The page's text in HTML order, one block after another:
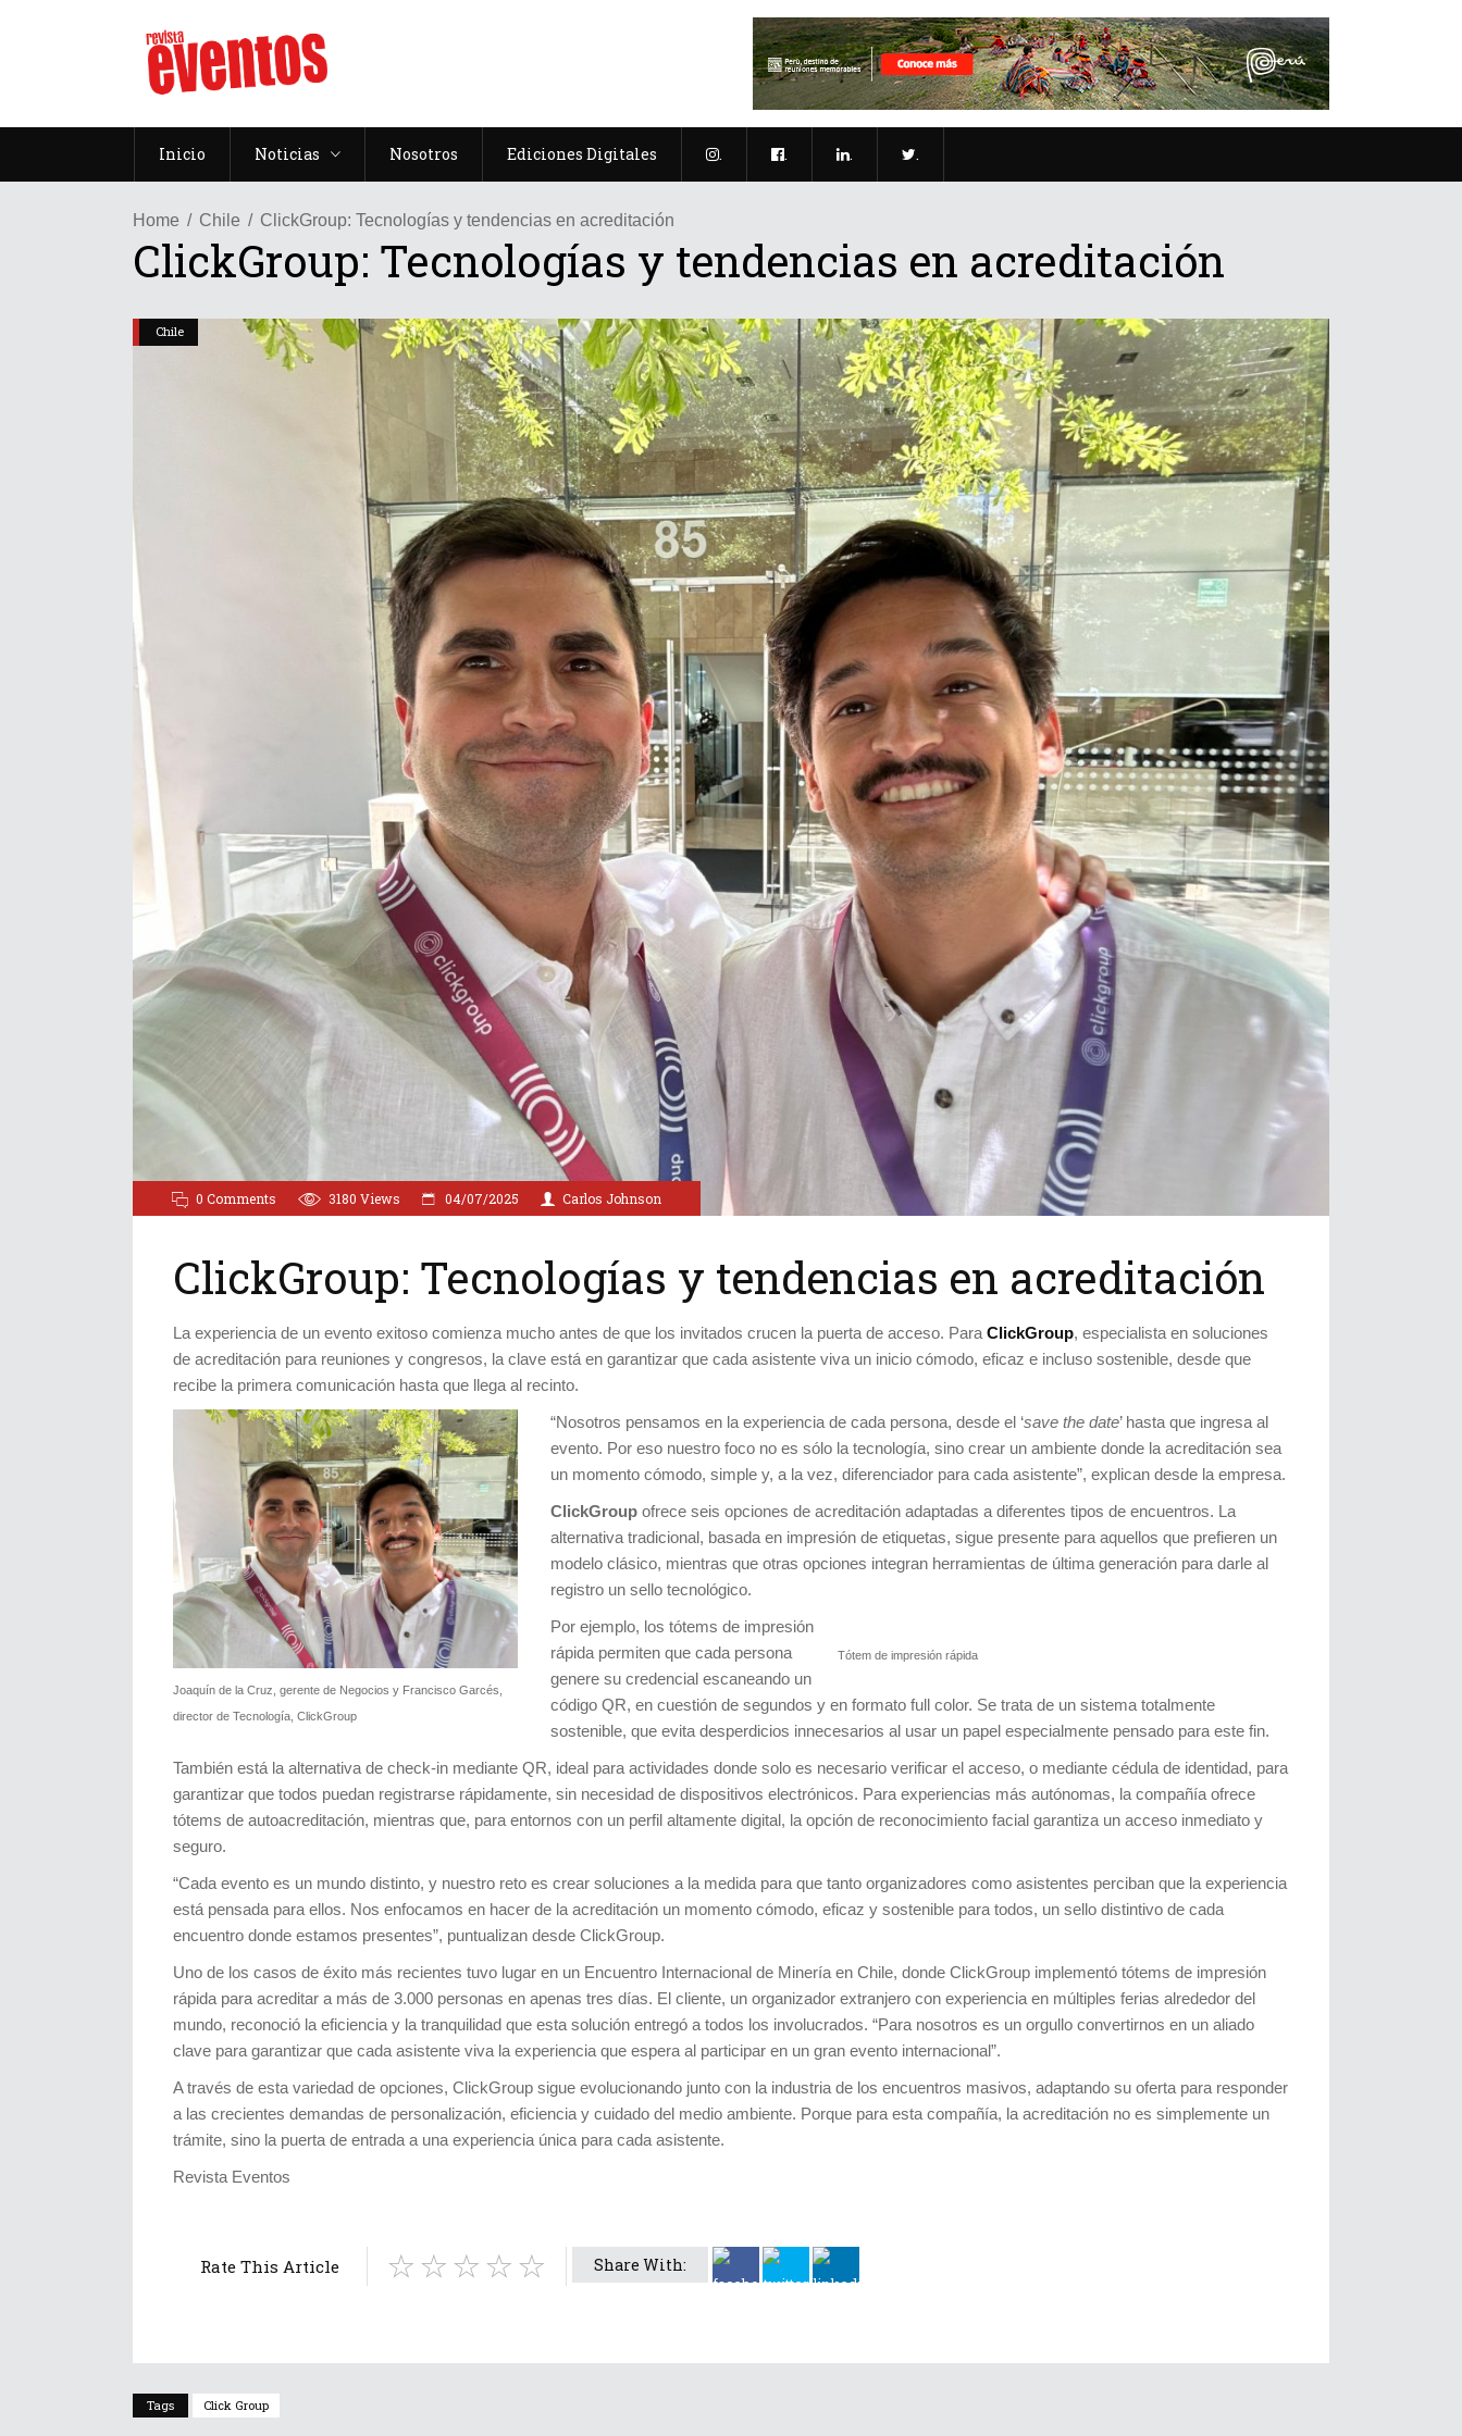
Inicio Noticias Nosotros Ediciones Digitales . . . .
Home Chile ClickGroup: Tecnologías y tendencias en acreditación
ClickGroup: Tecnologías y tendencias en acreditación
Chile
0 Comments 3180 Views 04/07/2025 Carlos Johnson
ClickGroup: Tecnologías y tendencias en acreditación
La experiencia de un evento exitoso comienza mucho antes de que los invitados crucen la puerta de acceso. Para ClickGroup, especialista en soluciones
de acreditación para reuniones y congresos, la clave está en garantizar que cada asistente viva un inicio cómodo, eficaz e incluso sostenible, desde que
recibe la primera comunicación hasta que llega al recinto.
Joaquín de la Cruz, gerente de Negocios y Francisco Garcés,
director de Tecnología, ClickGroup
“Nosotros pensamos en la experiencia de cada persona, desde el ‘save the date’ hasta que ingresa al
evento. Por eso nuestro foco no es sólo la tecnología, sino crear un ambiente donde la acreditación sea
un momento cómodo, simple y, a la vez, diferenciador para cada asistente”, explican desde la empresa.
ClickGroup ofrece seis opciones de acreditación adaptadas a diferentes tipos de encuentros. La
alternativa tradicional, basada en impresión de etiquetas, sigue presente para aquellos que prefieren un
modelo clásico, mientras que otras opciones integran herramientas de última generación para darle al
registro un sello tecnológico.
Tótem de impresión rápida
Por ejemplo, los tótems de impresión
rápida permiten que cada persona
genere su credencial escaneando un
código QR, en cuestión de segundos y en formato full color. Se trata de un sistema totalmente
sostenible, que evita desperdicios innecesarios al usar un papel especialmente pensado para este fin.
También está la alternativa de check-in mediante QR, ideal para actividades donde solo es necesario verificar el acceso, o mediante cédula de identidad, para
garantizar que todos puedan registrarse rápidamente, sin necesidad de dispositivos electrónicos. Para experiencias más autónomas, la compañía ofrece
tótems de autoacreditación, mientras que, para entornos con un perfil altamente digital, la opción de reconocimiento facial garantiza un acceso inmediato y
seguro.
“Cada evento es un mundo distinto, y nuestro reto es crear soluciones a la medida para que tanto organizadores como asistentes perciban que la experiencia
está pensada para ellos. Nos enfocamos en hacer de la acreditación un momento cómodo, eficaz y sostenible para todos, un sello distintivo de cada
encuentro donde estamos presentes”, puntualizan desde ClickGroup.
Uno de los casos de éxito más recientes tuvo lugar en un Encuentro Internacional de Minería en Chile, donde ClickGroup implementó tótems de impresión
rápida para acreditar a más de 3.000 personas en apenas tres días. El cliente, un organizador extranjero con experiencia en múltiples ferias alrededor del
mundo, reconoció la eficiencia y la tranquilidad que esta solución entregó a todos los involucrados. “Para nosotros es un orgullo convertirnos en un aliado
clave para garantizar que cada asistente viva la experiencia que espera al participar en un gran evento internacional”.
A través de esta variedad de opciones, ClickGroup sigue evolucionando junto con la industria de los encuentros masivos, adaptando su oferta para responder
a las crecientes demandas de personalización, eficiencia y cuidado del medio ambiente. Porque para esta compañía, la acreditación no es simplemente un
trámite, sino la puerta de entrada a una experiencia única para cada asistente.
Revista Eventos
Share With:
Rate This Article
Tags Click Group